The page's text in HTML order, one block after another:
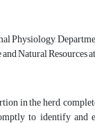
Physiology,
Natural Resources
in the herd,
to identify and